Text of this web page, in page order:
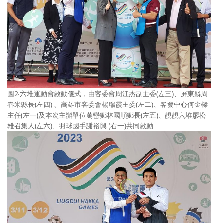
圖2‧六堆運動會啟動儀式，由客委會周江杰副主委(左三)、屏東縣周
春米縣長(左四) 、高雄市客委會楊瑞霞主委(左二)、客發中心何金樑
主任(左一)及本次主辦單位萬巒鄉林國順鄉長(左五)、靚靚六堆廖松
雄召集人(左六)、羽球國手謝裕興 (右一)共同啟動